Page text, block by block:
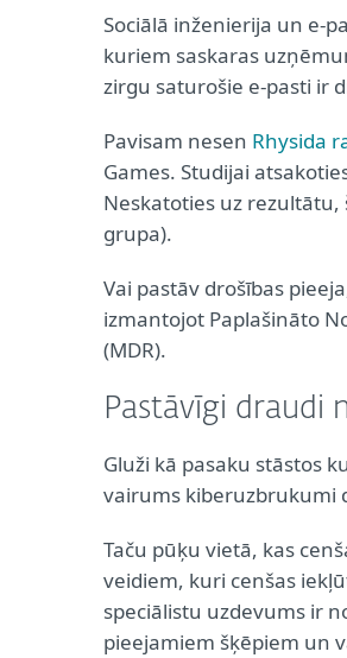
Sociālā inženierija un e-
kuriem saskaras
zirgu saturošie e-pasti ir
Pavisam nesen Rhysida
Games. Studijai
Neskatoties uz
grupa).
Vai pastāv drošības
izmantojot Paplašināto
(MDR).
Pastāvīgi draudi
Gluži kā pasaku stāstos
vairums kiberuzbrukumi
Taču pūķu vietā, kas
veidiem, kuri cenšas
speciālistu uzdevums ir
pieejamiem šķēpiem un